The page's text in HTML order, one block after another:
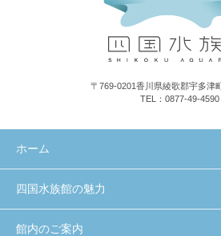
〒769-0201香川県綾歌郡宇多津
TEL：0877-49-4590
ホーム
四国水族館の魅力
館内のご案内